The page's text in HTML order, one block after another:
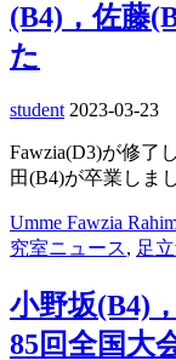
(B4)，佐藤
た
student 2023-03-23
Fawzia(D3)が修了
田(B4)が卒業しま
Umme Fawzia
究室ニュース, 足
小野坂(B4)
85回全国大